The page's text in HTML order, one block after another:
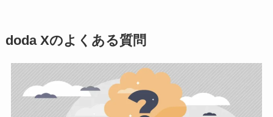
doda Xのよくある質問